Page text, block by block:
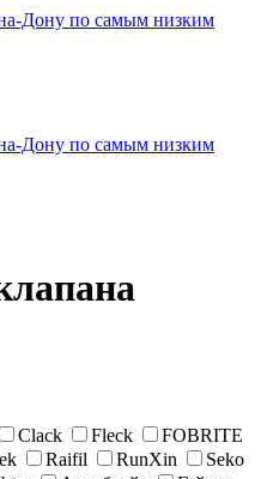
Clack Fleck
FOBRITE
Raifil RunXin
Seko